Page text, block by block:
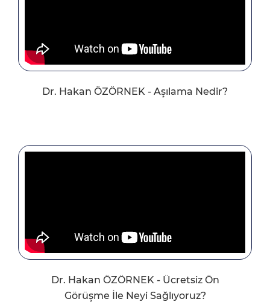
Dr. Hakan ÖZÖRNEK - Aşılama Nedir?
Dr. Hakan ÖZÖRNEK - Ücretsiz Ön
Görüşme İle Neyi Sağlıyoruz?